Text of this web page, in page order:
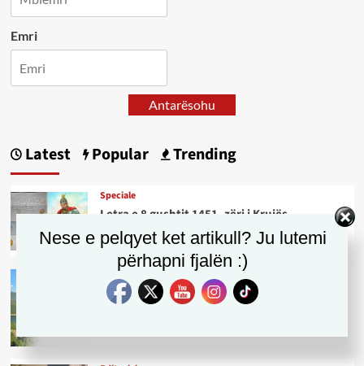
Emri
Antarësohu
Latest Popular Trending
Speciale
Letra e 8 gushtit 1451, zëri i Krujës
së Skënderbeut që troket në portat
e Sienës
Opinion
Shikaj – Fshati ku historia, identiteti
Nese e pelqyet ket artikull? Ju lutemi
përhapni fjalën :)